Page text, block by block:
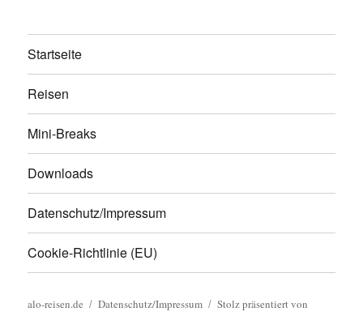
Startseite
Reisen
Mini-Breaks
Downloads
Datenschutz/Impressum
Cookie-Richtlinie (EU)
alo-reisen.de Datenschutz/Impressum
Stolz präsentiert von